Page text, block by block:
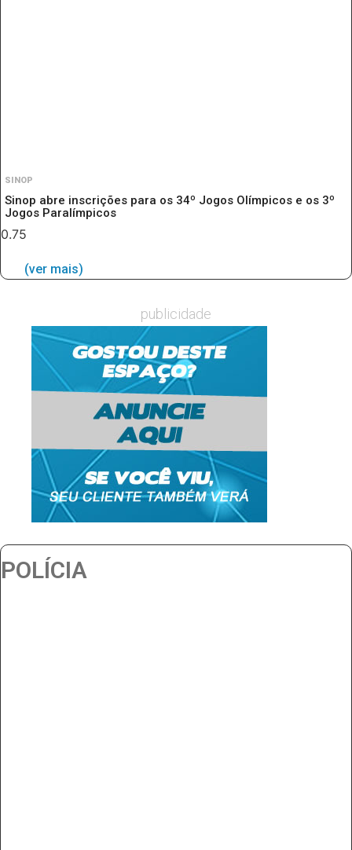
SINOP
Sinop abre inscrições para os 34º Jogos Olímpicos e os 3º
Jogos Paralímpicos
(ver mais)
publicidade
POLÍCIA